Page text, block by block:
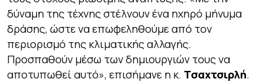
δύναμη της τέχνης στέλνουν ένα ηχηρό μήνυμα
δράσης, ώστε να επωφεληθούμε από τον
περιορισμό της κλιματικής αλλαγής.
Προσπαθούν μέσω των δημιουργιών τους να
αποτυπωθεί αυτό», επισήμανε η κ. Τσαχτσιρλή.